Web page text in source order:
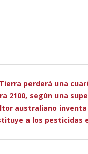
perderá una
2100, según una
australiano inventa
a los pesticidas